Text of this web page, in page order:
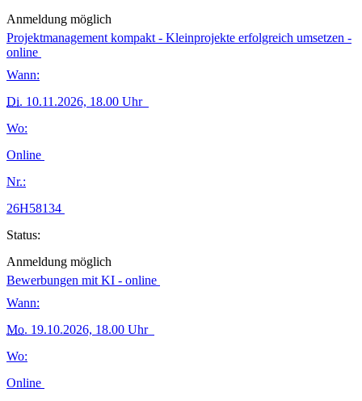
Anmeldung möglich
Projektmanagement kompakt - Kleinprojekte erfolgreich umsetzen -
online
Wann:
Di. 10.11.2026, 18.00 Uhr
Wo:
Online
Nr.:
26H58134
Status:
Anmeldung möglich
Bewerbungen mit KI - online
Wann:
Mo. 19.10.2026, 18.00 Uhr
Wo:
Online